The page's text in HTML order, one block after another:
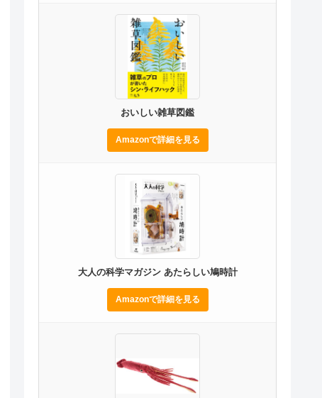
おいしい雑草図鑑
Amazonで詳細を見る
大人の科学マガジン あたらしい鳩時計
Amazonで詳細を見る